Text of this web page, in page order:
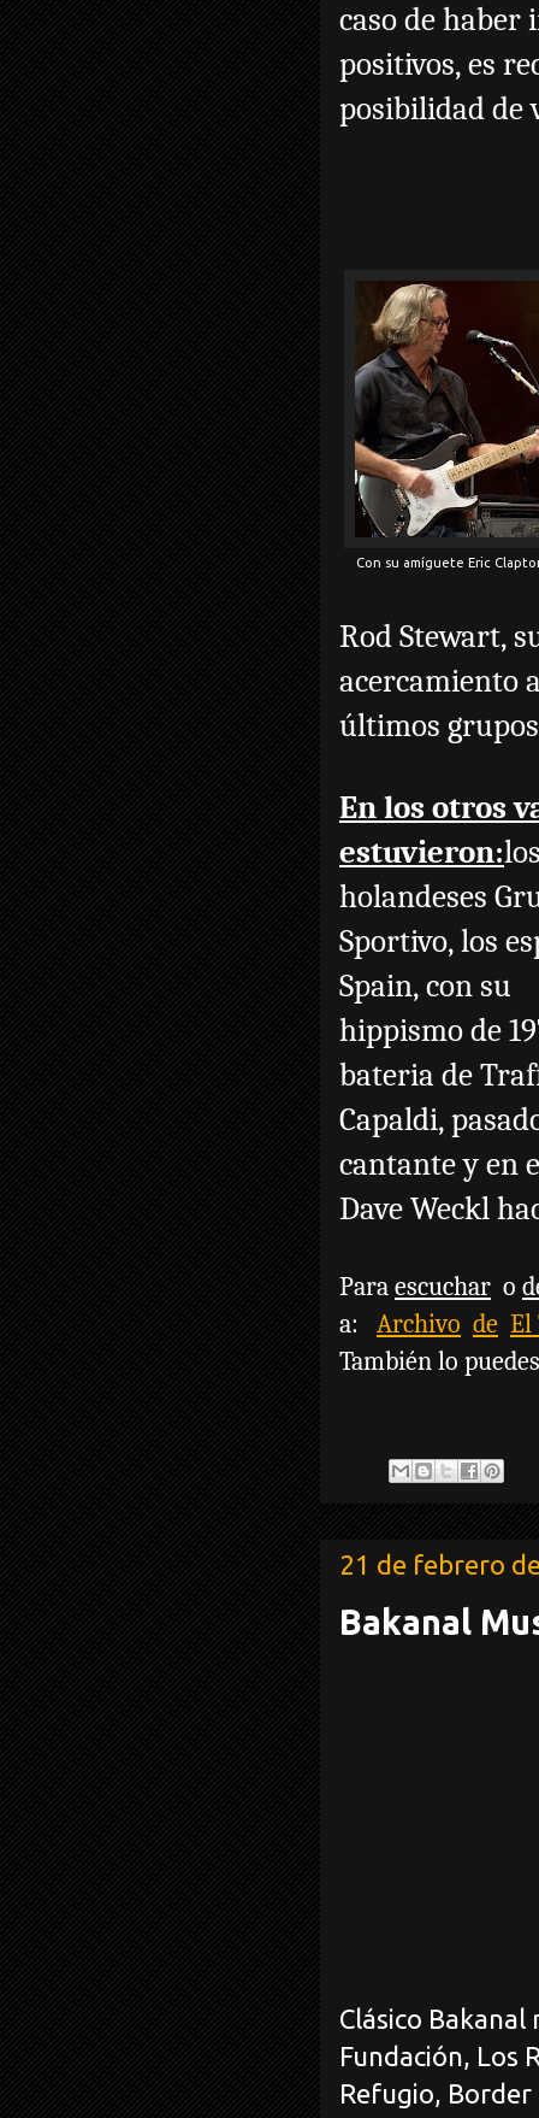
caso de
positivos, es
posibilidad de
Con su amíguete Eric
Rod Stewart,
acercamiento
últimos
En los otros
estuvieron:
holandeses
Sportivo, los
Spain, con su
hippismo de
bateria de
Capaldi,
cantante y en
Dave Weckl
Paraescuchar o
a: Archivo de El
También lo
21 de febrero
Bakanal
Clásico
Fundación, Los
Refugio,